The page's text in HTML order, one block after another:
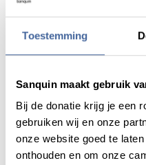
Toestemming
Sanquin maakt gebruik
Bij de donatie krijg je een
gebruiken wij en onze
onze website goed te
onthouden en om onze
Parkeren
Parkeren kan op alle
vergoedt deze kosten.
binnen als je komt
niks hoeft te betalen. P-
parkeerterrein.